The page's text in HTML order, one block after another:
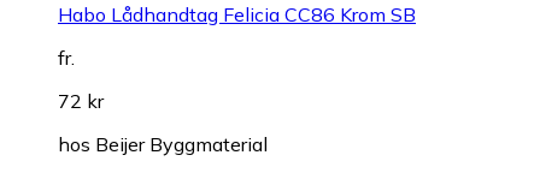
Habo Lådhandtag Felicia CC86 Krom SB
fr.
72 kr
hos Beijer Byggmaterial